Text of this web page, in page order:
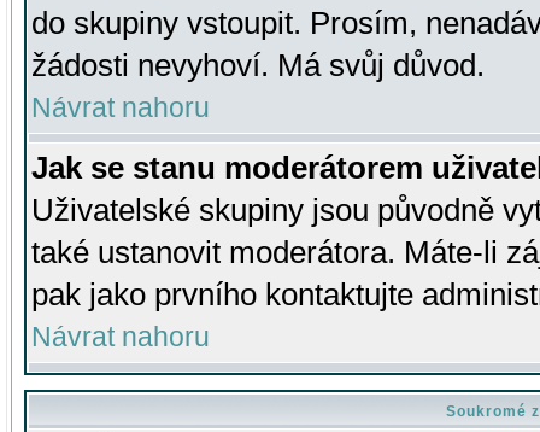
do skupiny vstoupit. Prosím,
žádosti nevyhoví. Má svůj důvod.
Návrat nahoru
Jak se stanu moderátorem
Uživatelské skupiny jsou původně
také ustanovit moderátora. Máte-li
pak jako prvního kontaktujte
Návrat nahoru
Soukromé